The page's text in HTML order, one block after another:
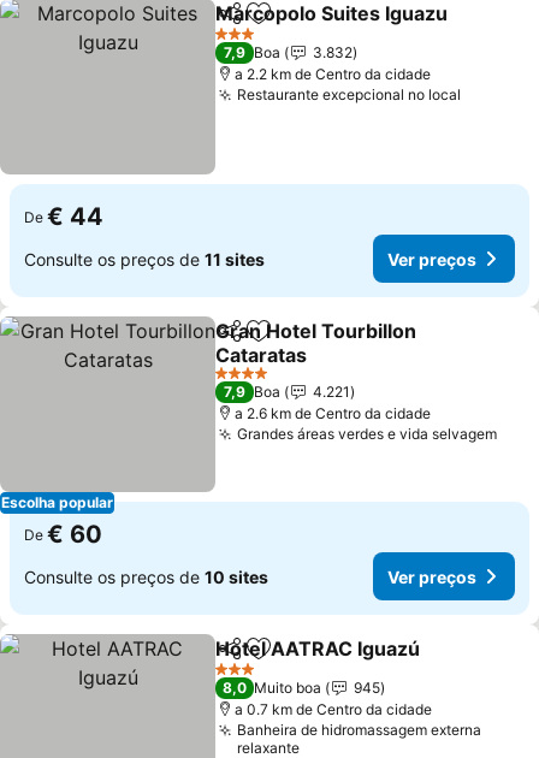
PartilharAdicionar aos favoritos
Marcopolo Suites Iguazu
3 Estrelas
7,9 Boa
3.832
a 2.2 km de Centro da cidade
Restaurante excepcional no local
De € 44
Consulte os preços de 11 sites Ver preços
Escolha popular
PartilharAdicionar aos favoritos
Gran Hotel Tourbillon
Cataratas
Ver preços
4 Estrelas
7,9 Boa
4.221
a 2.6 km de Centro da cidade
Grandes áreas verdes e vida selvagemVer
De € 60
Consulte os preços de 10 sites Ver preços
PartilharAdicionar aos favoritos
Hotel AATRAC Iguazú
3 Estrelas
8,0 Muito boa
945
a 0.7 km de Centro da cidade
Banheira de hidromassagem externa
relaxante